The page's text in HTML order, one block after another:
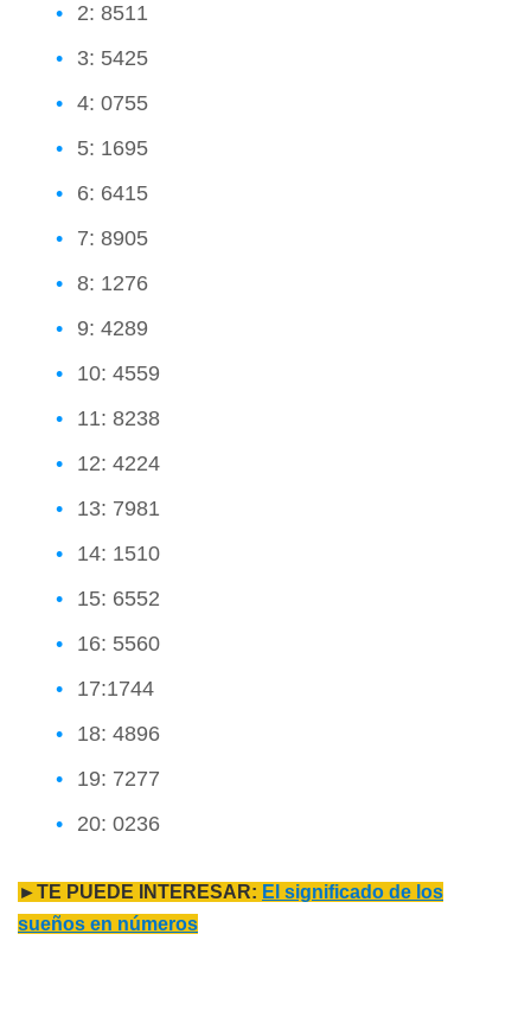
2: 8511
3: 5425
4: 0755
5: 1695
6: 6415
7: 8905
8: 1276
9: 4289
10: 4559
11: 8238
12: 4224
13: 7981
14: 1510
15: 6552
16: 5560
17:1744
18: 4896
19: 7277
20: 0236
►TE PUEDE INTERESAR: El significado de los
sueños en números